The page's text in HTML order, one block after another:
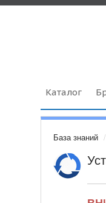
Каталог
База знаний